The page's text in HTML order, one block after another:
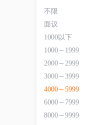
不限
面议
1000以下
1000～1999
2000～2999
3000～3999
4000～5999
6000～7999
8000～9999